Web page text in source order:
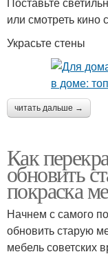
или смотреть кино
Украсьте стены
читать дальше →
Как
обновить
покраска
Начнем с самого
обновить старую
мебель советских